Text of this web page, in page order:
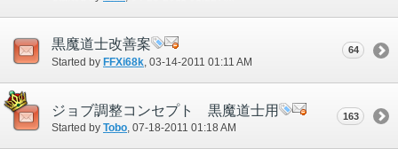
黒魔道士改善案
Started by FFXi68k‎, 03-14-2011 01:11 AM
64
ジョブ調整コンセプト 黒魔道士用
Started by Tobo‎, 07-18-2011 01:18 AM
163